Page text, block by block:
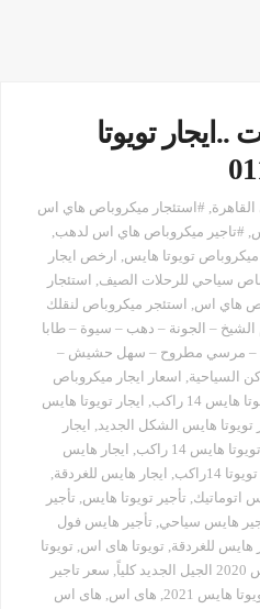
تويوتا
القاهرة, #استئجار ميكروباص هاي اس
, #تاجير ميكروباص هاي اس لدهب,
ميكروباص تويوتا هايس, ارخص ايجار
سياحي للرحلات الصيف, استئجار
هاي اس, استئجر ميكروباص لنقلك
الشيخ – الجونة – دهب – سيوة – طابا
– مرسي مطروح – سهل حشيش –
السياحية, اسعار ايجار ميكروباص
هايس 14 راكب , ايجار تويوتا هايس
تويوتا هايس الشكل الجديد, ايجار
هايس 14 راكب , ايجار هايس
14راكب , ايجار هايس للغردقة,
اتوماتيك, تأجير تويوتا هايس, تأجير
هايس سياحي, تأجير هايس فول
هايس للغردقة, تويوتا هاى اس, تويوتا
, سعر تاجير
هايس 2021 , هاى اس, هاى اس